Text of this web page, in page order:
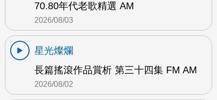
70.80年代老歌精選 AM
2026/08/03
星光燦爛
長篇搖滾作品賞析 第三十四集 FM AM
2026/08/02